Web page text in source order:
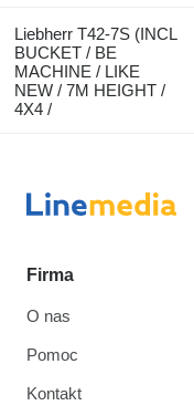
Liebherr T42-7S (INCL
BUCKET / BE
MACHINE / LIKE
NEW / 7M HEIGHT /
4X4 /
Firma
O nas
Pomoc
Kontakt